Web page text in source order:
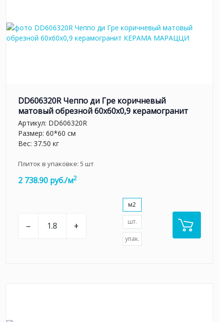
DD606320R Чеппо ди Гре коричневый
матовый обрезной 60x60x0,9 керамогранит
Артикул: DD606320R
Размер: 60*60 см
Вес: 37.50 кг
Плиток в упаковке: 5 шт
2 738.90 руб./м2
– +
м2
шт.
упак.